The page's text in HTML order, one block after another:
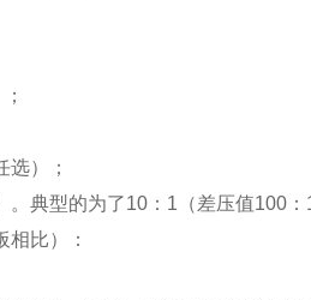
）；
典型的为了10：1（差压值100：
比）：